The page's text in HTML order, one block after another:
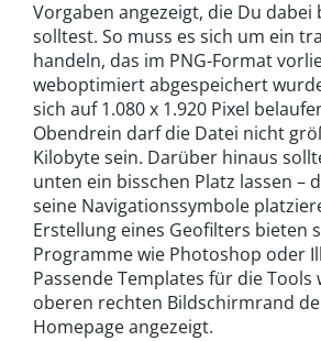
Vorgaben angezeigt, die Du dabei
solltest. So muss es sich um ein
handeln, das im PNG-Format
weboptimiert abgespeichert
sich auf 1.080 x 1.920 Pixel
Obendrein darf die Datei nicht
Kilobyte sein. Darüber hinaus
unten ein bisschen Platz lassen –
seine Navigationssymbole
Erstellung eines Geofilters bieten
Programme wie Photoshop oder
Passende Templates für die Tools
oberen rechten Bildschirmrand
Homepage angezeigt.